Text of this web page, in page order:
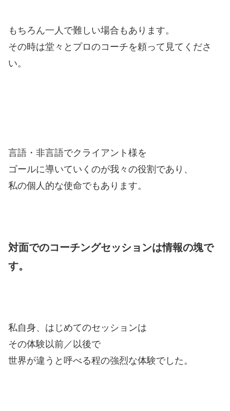
もちろん一人で難しい場合もあります。
その時は堂々とプロのコーチを頼って見てくださ
い。
言語・非言語でクライアント様を
ゴールに導いていくのが我々の役割であり、
私の個人的な使命でもあります。
対面でのコーチングセッションは情報の塊で
す。
私自身、はじめてのセッションは
その体験以前／以後で
世界が違うと呼べる程の強烈な体験でした。